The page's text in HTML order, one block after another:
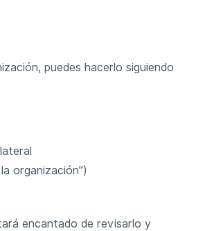
puedes hacerlo siguiendo
organización”)
encantado de revisarlo y